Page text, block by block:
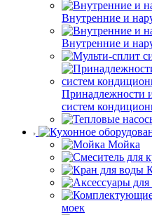
Внутренние и
Внутренние и
Принадлежности
систем
Мойка
моек